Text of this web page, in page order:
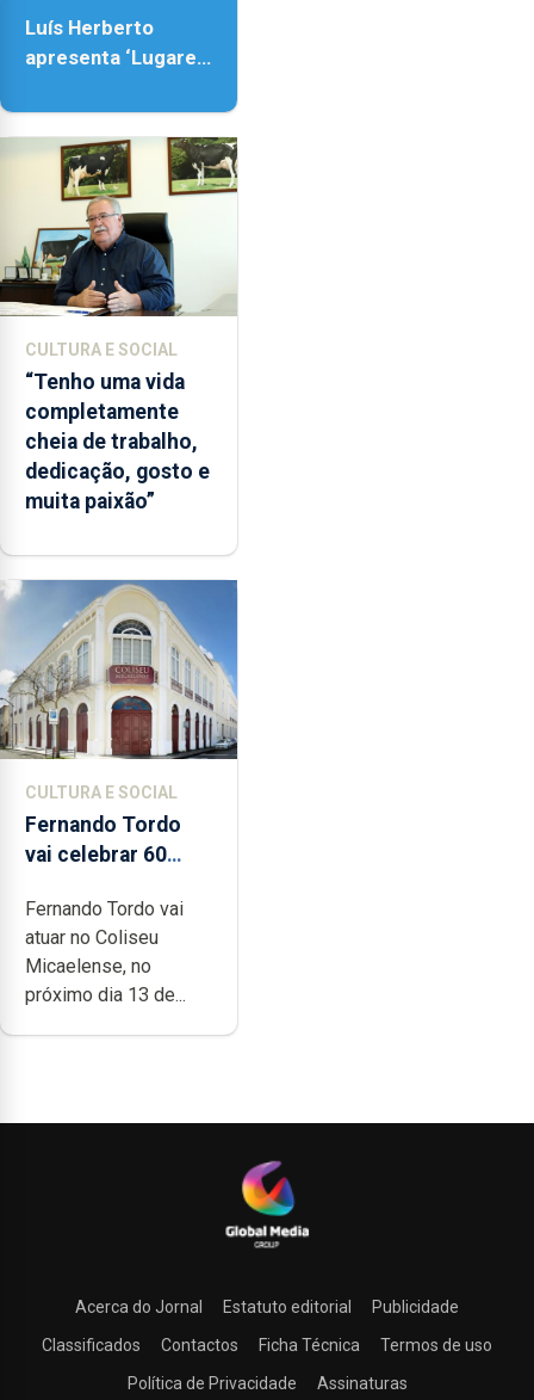
Luís Herberto
apresenta ‘Lugares
CULTURA E SOCIAL
“Tenho uma vida
completamente
cheia de trabalho,
dedicação, gosto e
muita paixão”
CULTURA E SOCIAL
Fernando Tordo
vai celebrar 60
Coliseu
Micaelense
Fernando Tordo vai
atuar no Coliseu
Micaelense, no
próximo dia 13 de...
Acerca do Jornal Estatuto editorial
Publicidade
Classificados
Contactos Ficha Técnica
Termos de uso
Política de Privacidade
Assinaturas